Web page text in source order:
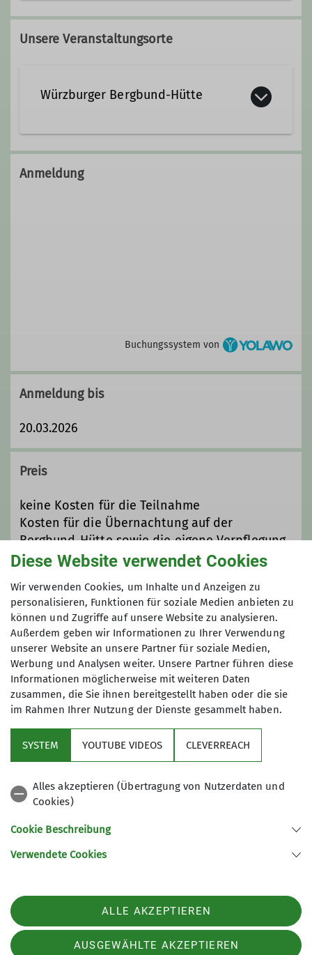
Kontakt aufnehmen
Ämter
Unsere Veranstaltungsorte
Würzburger Bergbund-Hütte
Himmeldunkberg
97653 Bischofsheim in der Rhön
Anmeldung
Buchungssystem von
Anmeldung bis
20.03.2026
Preis
keine Kosten für die Teilnahme
Kosten für die Übernachtung auf der
Bergbund-Hütte sowie die eigene Verpflegung
(Selbstversorger)
Maximale Teilnehmeranzahl
5
97076 Würzburg
Telefon +4993132954099
Diese Website verwendet Cookies
Wir verwenden Cookies, um Inhalte und Anzeigen zu
personalisieren, Funktionen für soziale Medien anbieten zu
können und Zugriffe auf unsere Website zu analysieren.
Außerdem geben wir Informationen zu Ihrer Verwendung
unserer Website an unsere Partner für soziale Medien,
Werbung und Analysen weiter. Unsere Partner führen diese
Informationen möglicherweise mit weiteren Daten
zusammen, die Sie ihnen bereitgestellt haben oder die sie
im Rahmen Ihrer Nutzung der Dienste gesammelt haben.
SYSTEM YOUTUBE VIDEOS CLEVERREACH
Alles akzeptieren (Übertragung von Nutzerdaten und
Cookies)
Cookie Beschreibung
Verwendete Cookies
ALLE AKZEPTIEREN
AUSGEWÄHLTE AKZEPTIEREN